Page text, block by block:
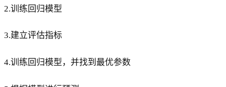
2.训练回归模型
3.建立评估指标
4.训练回归模型，并找到最优参数